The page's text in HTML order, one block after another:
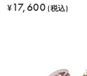
¥ 17,600(税込)